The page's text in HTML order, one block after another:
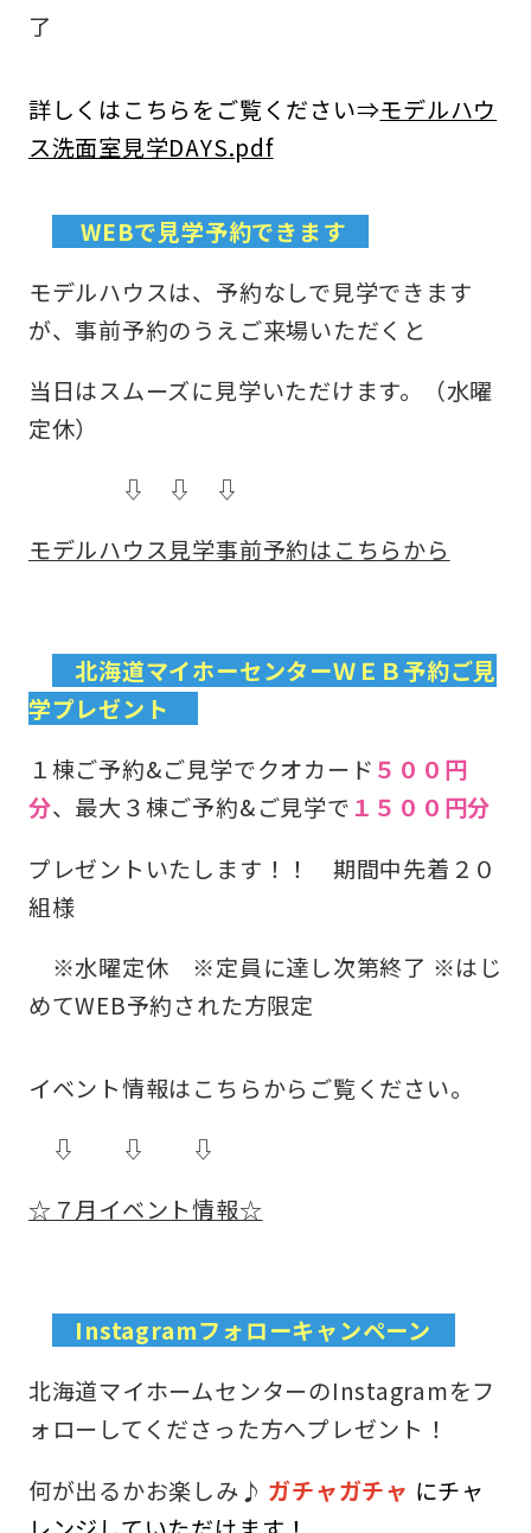
了
詳しくはこちらをご覧ください⇒モデルハウ
ス洗面室見学DAYS.pdf
WEBで見学予約できます
モデルハウスは、予約なしで見学できます
が、事前予約のうえご来場いただくと
当日はスムーズに見学いただけます。（水曜
定休）
⇩ ⇩ ⇩
モデルハウス見学事前予約はこちらから
北海道マイホーセンターＷＥＢ予約ご見
学プレゼント
１棟ご予約&ご見学でクオカード ５００円
分、最大３棟ご予約&ご見学で １５００円分
プレゼントいたします！！ 期間中先着２０
組様
※水曜定休 ※定員に達し次第終了 ※はじ
めてWEB予約された方限定
イベント情報はこちらからご覧ください。
⇩ ⇩ ⇩
☆７月イベント情報☆
Instagramフォローキャンペーン
北海道マイホームセンターのInstagramをフ
ォローしてくださった方へプレゼント！
何が出るかお楽しみ♪ ガチャガチャ にチャ